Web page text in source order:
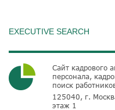
EXECUTIVE SEARCH
Сайт кадрового
персонала,
поиск
125040, г.
этаж 1